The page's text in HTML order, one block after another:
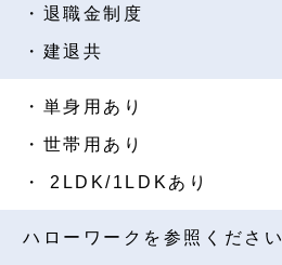
・退職金制度
・建退共
・単身用あり
・世帯用あり
・ 2LDK/1LDKあり
ハローワークを参照ください